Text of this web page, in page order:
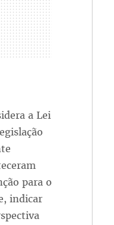
a Lei
para o
indicar